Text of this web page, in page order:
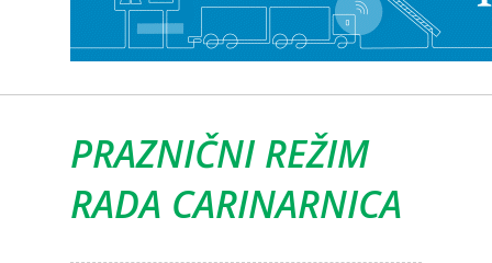
PRAZNIČNI REŽIM
RADA CARINARNICA